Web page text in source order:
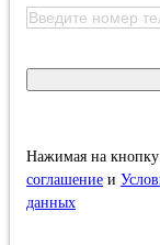
Нажимая на
соглашение и
данных